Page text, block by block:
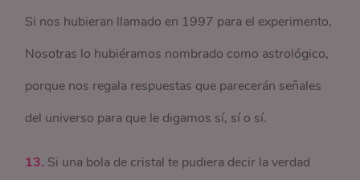
Si nos hubieran llamado en 1997 para el experimento,
Nosotras lo hubiéramos nombrado como astrológico,
porque nos regala respuestas que parecerán señales
del universo para que le digamos sí, sí o sí.
13. Si una bola de cristal te pudiera decir la verdad